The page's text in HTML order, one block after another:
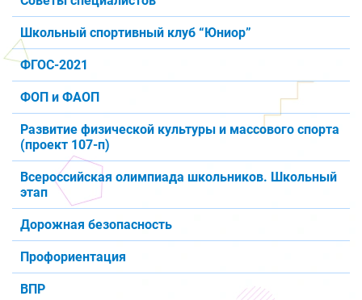
Школьный спортивный клуб “Юниор”
ФГОС-2021
ФОП и ФАОП
Развитие физической культуры и массового спорта
(проект 107-п)
Всероссийская олимпиада школьников. Школьный
этап
Дорожная безопасность
Профориентация
ВПР